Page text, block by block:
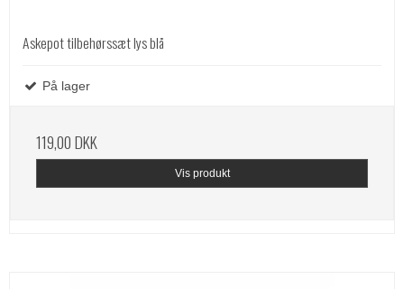
Askepot tilbehørssæt lys blå
På lager
119,00 DKK
Vis produkt